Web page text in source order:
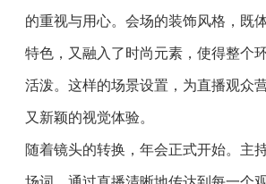
的重视与用心。会场的装饰风格，既
特色，又融入了时尚元素，使得整个
活泼。这样的场景设置，为直播观众
又新颖的视觉体验。
随着镜头的转换，年会正式开始。主